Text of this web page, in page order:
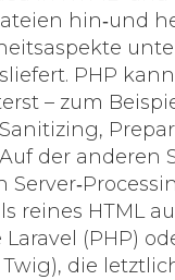
hin‑und
PHP
– zum
der anderen
reines HTML
(PHP)
die